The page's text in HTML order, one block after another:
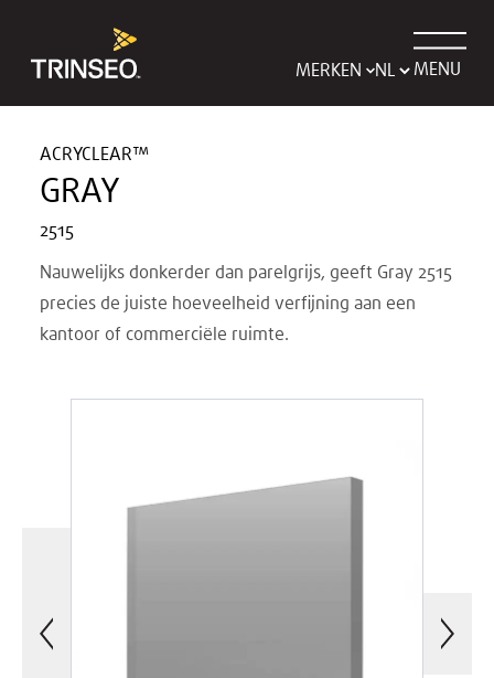
MERKEN MENU
ACRYCLEAR™
GRAY
2515
Nauwelijks donkerder dan parelgrijs, geeft Gray 2515
precies de juiste hoeveelheid verfijning aan een
kantoor of commerciële ruimte.